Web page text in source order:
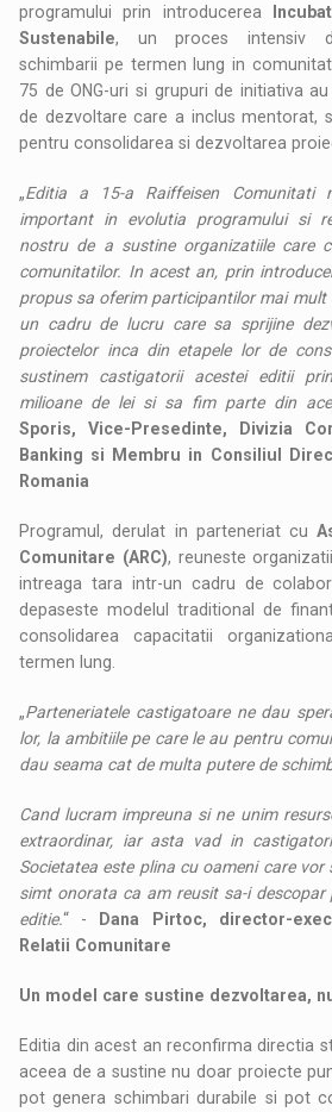
programului prin introducerea
Sustenabile, un proces intensiv
schimbarii pe termen lung in
75 de ONG-uri si grupuri de initiativa
de dezvoltare care a inclus mentorat,
pentru consolidarea si dezvoltarea
„Editia a 15-a Raiffeisen Comunitati
important in evolutia programului si
nostru de a sustine organizatiile care
comunitatilor. In acest an, prin
propus sa oferim participantilor mai mult
un cadru de lucru care sa sprijine
proiectelor inca din etapele lor de
sustinem castigatorii acestei editii
milioane de lei si sa fim parte din
Sporis, Vice-Presedinte, Divizia
Banking si Membru in Consiliul
Romania
Programul, derulat in parteneriat cu
Comunitare (ARC), reuneste
intreaga tara intr-un cadru de
depaseste modelul traditional de
consolidarea capacitatii
termen lung.
„Parteneriatele castigatoare ne dau
lor, la ambitiile pe care le au pentru
dau seama cat de multa putere de
Cand lucram impreuna si ne unim
extraordinar, iar asta vad in
Societatea este plina cu oameni care
simt onorata ca am reusit sa-i descopar
editie.“ -
Dana Pirtoc, director-
Relatii Comunitare
Un model care sustine dezvoltarea,
Editia din acest an reconfirma directia
aceea de a sustine nu doar proiecte
pot genera schimbari durabile si pot